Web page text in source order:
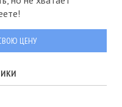
ЦЕНУ